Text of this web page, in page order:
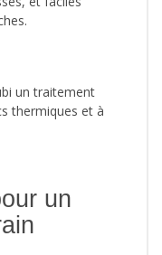
un traitement
thermiques et à
un